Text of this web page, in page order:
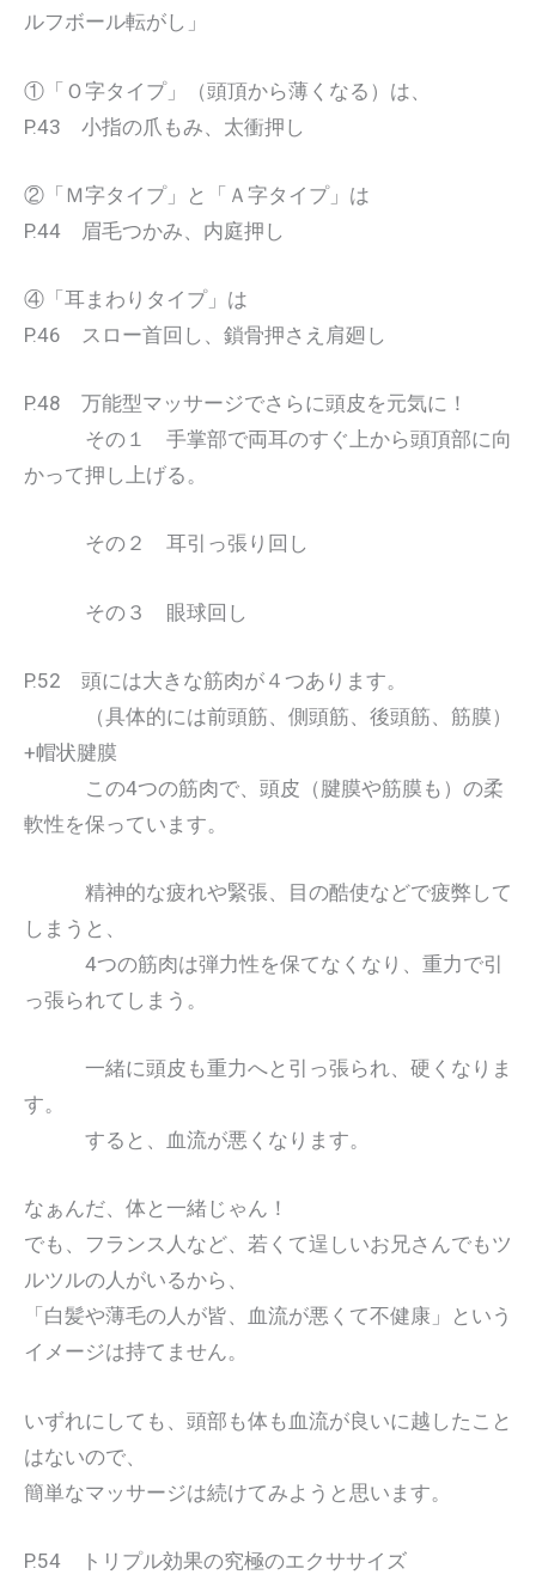
ルフボール転がし」
①「Ｏ字タイプ」（頭頂から薄くなる）は、
P.43 小指の爪もみ、太衝押し
②「Ｍ字タイプ」と「Ａ字タイプ」は
P.44 眉毛つかみ、内庭押し
④「耳まわりタイプ」は
P.46 スロー首回し、鎖骨押さえ肩廻し
P.48 万能型マッサージでさらに頭皮を元気に！
その１ 手掌部で両耳のすぐ上から頭頂部に向
かって押し上げる。
その２ 耳引っ張り回し
その３ 眼球回し
P.52 頭には大きな筋肉が４つあります。
（具体的には前頭筋、側頭筋、後頭筋、筋膜）
+帽状腱膜
この4つの筋肉で、頭皮（腱膜や筋膜も）の柔
軟性を保っています。
精神的な疲れや緊張、目の酷使などで疲弊して
しまうと、
4つの筋肉は弾力性を保てなくなり、重力で引
っ張られてしまう。
一緒に頭皮も重力へと引っ張られ、硬くなりま
す。
すると、血流が悪くなります。
なぁんだ、体と一緒じゃん！
でも、フランス人など、若くて逞しいお兄さんでもツ
ルツルの人がいるから、
「白髪や薄毛の人が皆、血流が悪くて不健康」という
イメージは持てません。
いずれにしても、頭部も体も血流が良いに越したこと
はないので、
簡単なマッサージは続けてみようと思います。
P.54 トリプル効果の究極のエクササイズ